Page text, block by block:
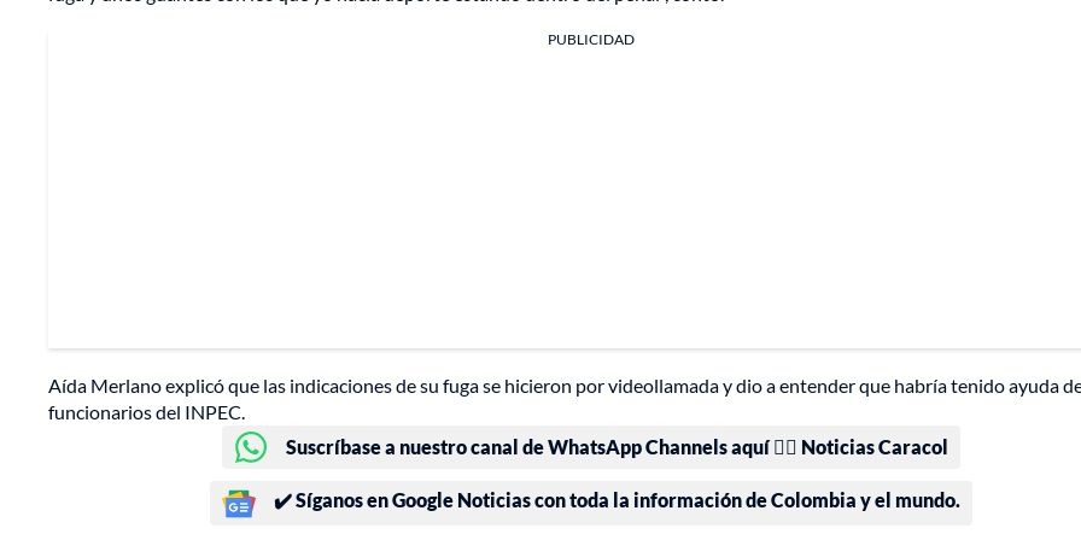
PUBLICIDAD
Aída Merlano explicó que las indicaciones de su fuga se hicieron por videollamada y dio a entender que habría tenido ayuda
funcionarios del INPEC.
Suscríbase a nuestro canal de WhatsApp Channels aquí 👉🏻 Noticias Caracol
✔️ Síganos en Google Noticias con toda la información de Colombia y el mundo.